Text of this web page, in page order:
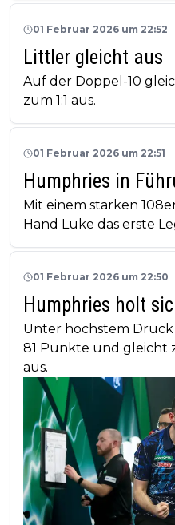
01 Februar 2026 um 22:52
Littler gleicht aus
Auf der Doppel-10
zum 1:1 aus.
01 Februar 2026 um 22:51
Humphries in
Mit einem starken
Hand Luke das erste
01 Februar 2026 um 22:50
Humphries holt
Unter höchstem
81 Punkte und gleicht
aus.